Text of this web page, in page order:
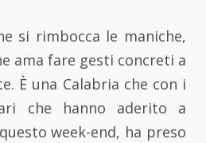
si rimbocca le maniche,
ama fare gesti concreti a
È una Calabria che con i
che hanno aderito a
week-end, ha preso